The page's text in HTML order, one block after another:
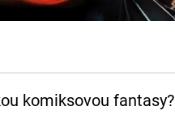
komiksovou fantasy?